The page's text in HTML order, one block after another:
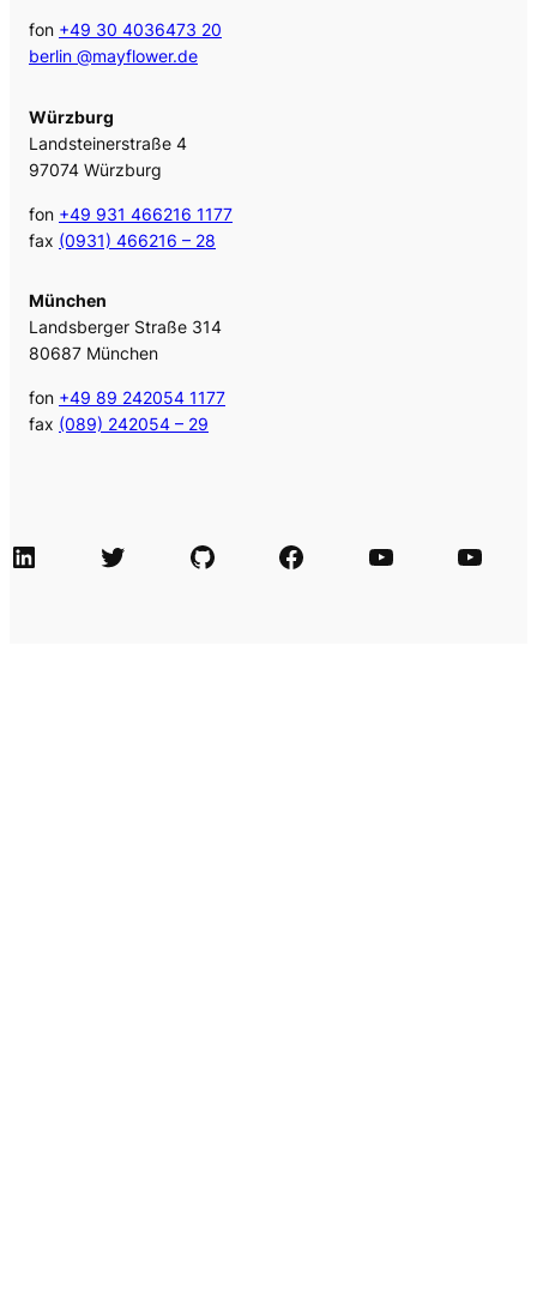
fon +49 30 4036473 20
berlin @mayflower.de
Würzburg
Landsteinerstraße 4
97074 Würzburg
fon +49 931 466216 1177
fax (0931) 466216 – 28
München
Landsberger Straße 314
80687 München
fon +49 89 242054 1177
fax (089) 242054 – 29
LinkedIn Twitter GitHub Facebook Agile Videos Tech-Videos